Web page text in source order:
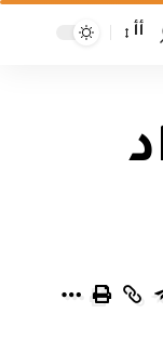
أأ